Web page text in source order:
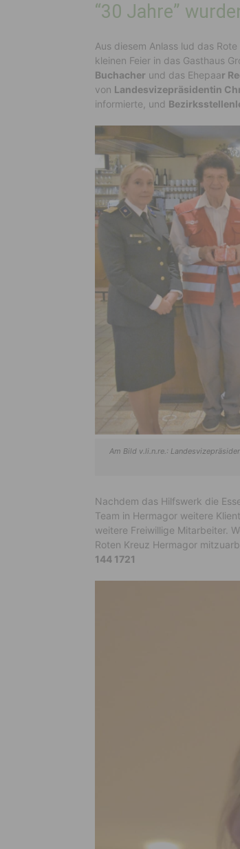
“30 Jahre”
Aus diesem Anlass lud das
kleinen Feier in das Gasthaus
Buchacher und das Ehepaar
von Landesvizepräsidentin
informierte, und
Am Bild v.li.n.re.:
Nachdem das Hilfswerk die
Team in Hermagor weitere
weitere Freiwillige Mitarbeiter.
Roten Kreuz Hermagor
144 1721